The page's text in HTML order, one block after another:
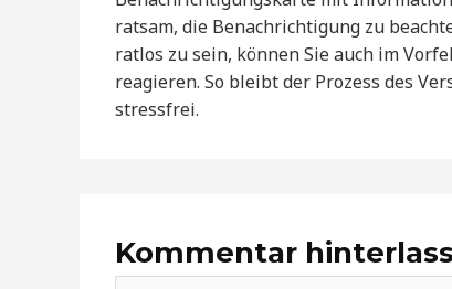
ratsam, die Benachrichtigung zu
ratlos zu sein, können Sie auch im
reagieren. So bleibt der Prozess des
stressfrei.
Kommentar